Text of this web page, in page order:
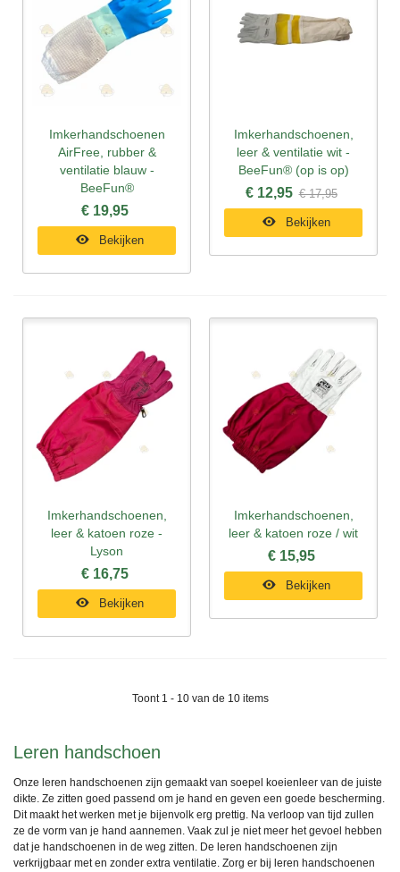
Imkerhandschoenen
AirFree, rubber &
ventilatie blauw -
BeeFun®
€ 19,95
Bekijken
Imkerhandschoenen,
leer & ventilatie wit -
BeeFun® (op is op)
€ 12,95 € 17,95
Bekijken
Imkerhandschoenen,
leer & katoen roze -
Lyson
€ 16,75
Bekijken
Imkerhandschoenen,
leer & katoen roze / wit
€ 15,95
Bekijken
Toont 1 - 10 van de 10 items
Leren handschoen
Onze leren handschoenen zijn gemaakt van soepel koeienleer van de juiste
dikte. Ze zitten goed passend om je hand en geven een goede bescherming.
Dit maakt het werken met je bijenvolk erg prettig. Na verloop van tijd zullen
ze de vorm van je hand aannemen. Vaak zul je niet meer het gevoel hebben
dat je handschoenen in de weg zitten. De leren handschoenen zijn
verkrijgbaar met en zonder extra ventilatie. Zorg er bij leren handschoenen